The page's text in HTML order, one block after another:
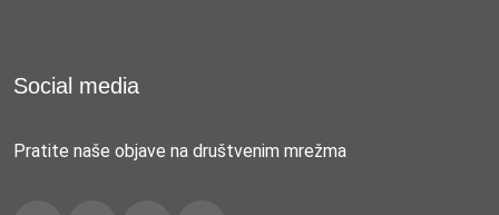
Social media
Pratite naše objave na društvenim mrežma